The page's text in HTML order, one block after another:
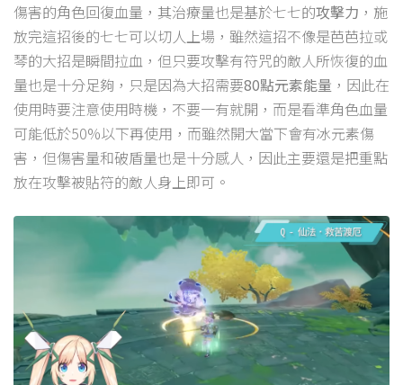
傷害的角色回復血量，其治療量也是基於七七的攻擊力 ，施
放完這招後的七七可以切人上場，雖然這招不像是芭芭拉或
琴的大招是瞬間拉血，但只要攻擊有符咒的敵人所恢復的血
量也是十分足夠，只是因為大招需要80點元素能量 ，因此在
使用時要注意使用時機，不要一有就開，而是看準角色血量
可能低於50%以下再使用，而雖然開大當下會有冰元素傷
害，但傷害量和破盾量也是十分感人，因此主要還是把重點
放在攻擊被貼符的敵人身上即可。